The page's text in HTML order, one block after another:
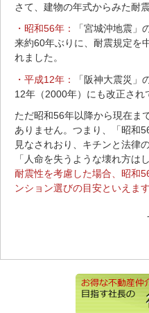
さて、建物の年式からみた耐
・ 昭和56年： 「宮城沖地震」
来約60年ぶりに、耐震規定を
れました。
・平成12年：
「阪神大震災
12年（2000年）にも改正され
ただ昭和56年以降から現在ま
ありません。つまり、「昭和
見なされおり、キチンと法律
「人命を失うような壊れ方は
耐震性を考慮した場合、昭和
ンション選びの目安といえます